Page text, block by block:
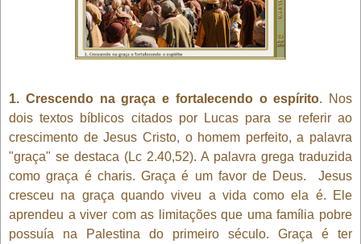
1. Crescendo na graça e fortalecendo o espírito. Nos
dois textos bíblicos citados por Lucas para se referir ao
crescimento de Jesus Cristo, o homem perfeito, a palavra
"graça" se destaca (Lc 2.40,52). A palavra grega traduzida
como graça é charis. Graça é um favor de Deus. Jesus
cresceu na graça quando viveu a vida como ela é. Ele
aprendeu a viver com as limitações que uma família pobre
possuía na Palestina do primeiro século. Graça é ter